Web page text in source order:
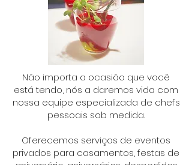
Não importa a ocasião que você
está tendo, nós a daremos vida com
nossa equipe especializada de chefs
pessoais sob medida.
Oferecemos serviços de eventos
privados para casamentos, festas de